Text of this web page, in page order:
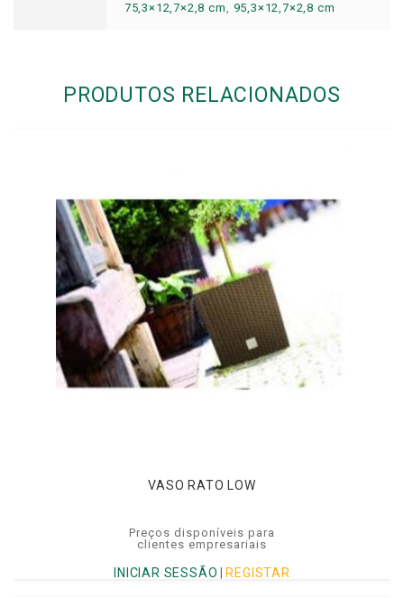
75,3×12,7×2,8 cm, 95,3×12,7×2,8 cm
PRODUTOS RELACIONADOS
VASO RATO LOW
Preços disponíveis para
clientes empresariais
INICIAR SESSÃO REGISTAR